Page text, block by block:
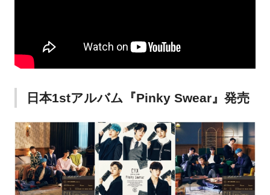
日本1stアルバム『Pinky Swear』発売